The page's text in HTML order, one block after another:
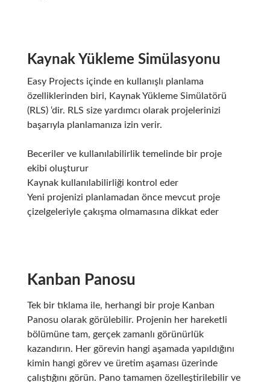
Kaynak Yükleme Simülasyonu
Easy Projects içinde en kullanışlı planlama
özelliklerinden biri, Kaynak Yükleme Simülatörü
(RLS) ‘dir. RLS size yardımcı olarak projelerinizi
başarıyla planlamanıza izin verir.
Beceriler ve kullanılabilirlik temelinde bir proje
ekibi oluşturur
Kaynak kullanılabilirliği kontrol eder
Yeni projenizi planlamadan önce mevcut proje
çizelgeleriyle çakışma olmamasına dikkat eder
Kanban Panosu
Tek bir tıklama ile, herhangi bir proje Kanban
Panosu olarak görülebilir. Projenin her hareketli
bölümüne tam, gerçek zamanlı görünürlük
kazandırın. Her görevin hangi aşamada yapıldığını
kimin hangi görev ve üretim aşaması üzerinde
çalıştığını görün. Pano tamamen özelleştirilebilir ve